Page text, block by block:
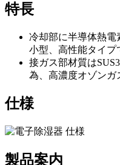
特長
冷却部に半導体熱電
小型、高性能タイプ
接ガス部材質は
為、高濃度オゾンガ
仕様
製品案内